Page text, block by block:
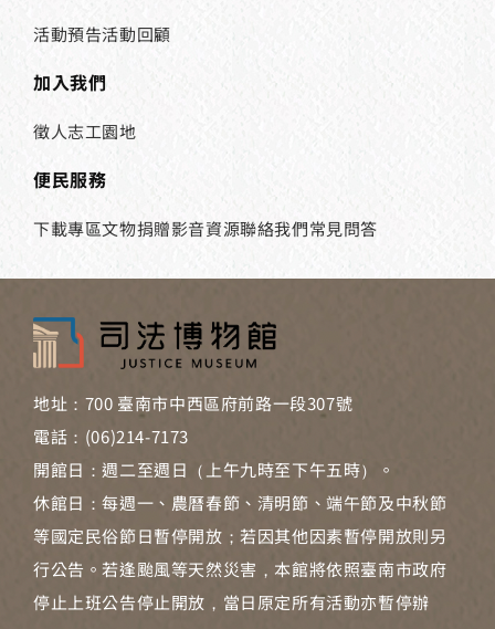
活動預告活動回顧
加入我們
徵人志工園地
便民服務
下載專區文物捐贈影音資源聯絡我們常見問答
地址：700 臺南市中西區府前路一段307號
電話：(06)214-7173
開館日：週二至週日（上午九時至下午五時）。
休館日：每週一、農曆春節、清明節、端午節及中秋節
等國定民俗節日暫停開放；若因其他因素暫停開放則另
行公告。若逢颱風等天然災害，本館將依照臺南市政府
停止上班公告停止開放，當日原定所有活動亦暫停辦